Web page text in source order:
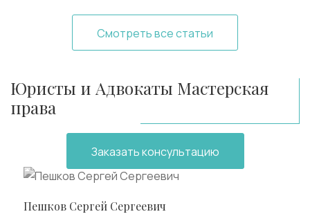
Смотреть все статьи
Юристы и Адвокаты Мастерская
права
Пешков Сергей Сергеевич
Заказать консультацию